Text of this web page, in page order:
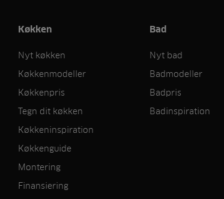
Køkken
Nyt køkken
Køkkenmodeller
Køkkenpris
Tegn dit køkken
Køkkeninspiration
Køkkenguide
Montering
Finansiering
Bad
Nyt bad
Badmodeller
Badpris
Badinspiration